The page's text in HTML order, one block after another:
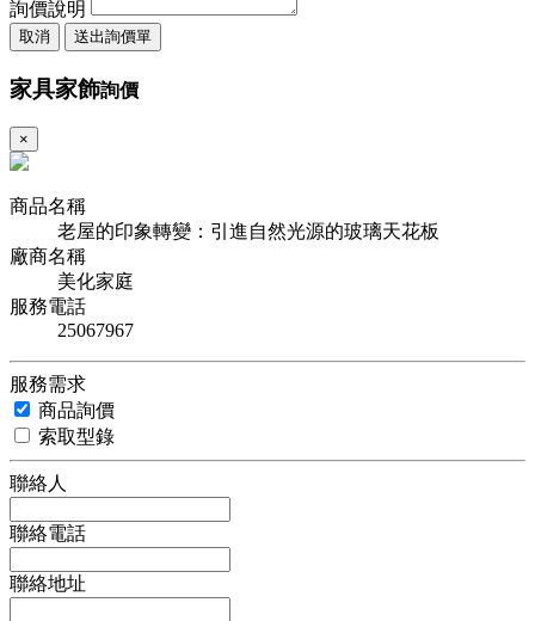
詢價說明
取消 送出詢價單
家具家飾詢價
×
商品名稱
老屋的印象轉變：引進自然光源的玻璃天花板
廠商名稱
美化家庭
服務電話
25067967
服務需求
商品詢價
索取型錄
聯絡人
聯絡電話
聯絡地址